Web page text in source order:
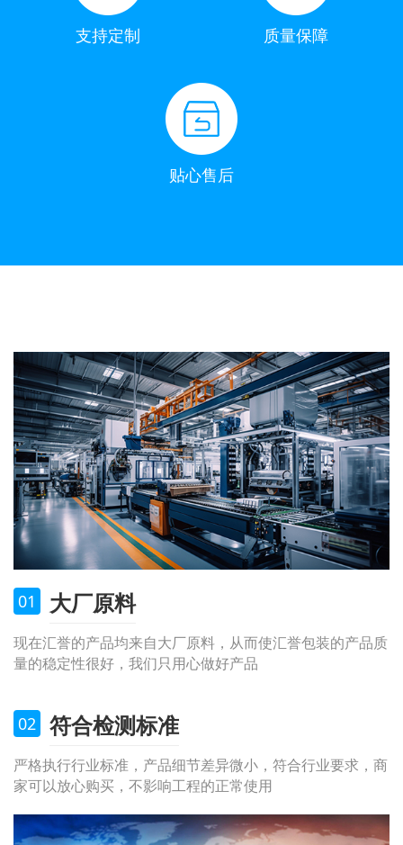
支持定制 质量保障
贴心售后
01 大厂原料
现在汇誉的产品均来自大厂原料，从而使汇誉包装的产品质
量的稳定性很好，我们只用心做好产品
02 符合检测标准
严格执行行业标准，产品细节差异微小，符合行业要求，商
家可以放心购买，不影响工程的正常使用